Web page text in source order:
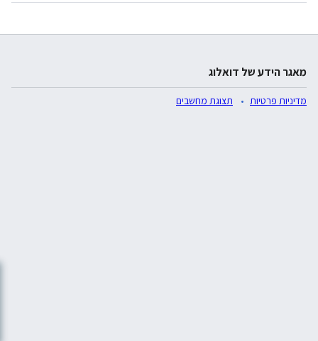
מאגר הידע של דואלוג
מדיניות פרטיות תצוגת מחשבים